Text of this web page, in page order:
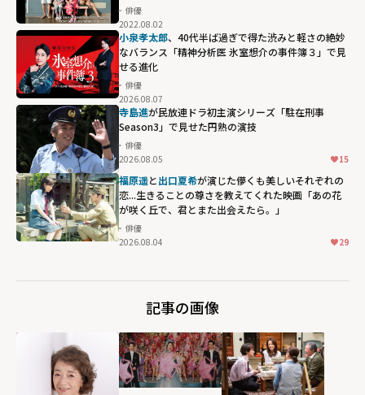
俳優
2022.08.02
小泉孝太郎、40代半ば過ぎで得た渋みと軽さの絶妙
なバランス「精神分析医 氷室想介の事件簿３」で見
せる進化
俳優
2026.08.07
寺島進が民放連ドラ初主演シリーズ「駐在刑事
Season3」で見せた円熟の演技
俳優
2026.08.05
15
福原遥と出口夏希が演じた儚くも美しいそれぞれの
恋...生きることの尊さを教えてくれた映画「あの花
が咲く丘で、君とまた出会えたら。」
俳優
2026.08.04
29
記事の画像